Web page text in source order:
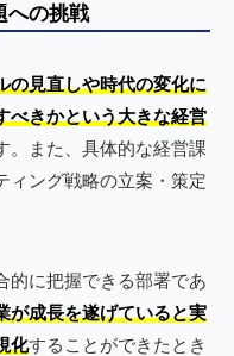
への挑戦
の見直しや時代の変化に
べきかという大きな経営
。また、具体的な経営課
ィング戦略の立案・策定
的に把握できる部署であ
が成長を遂げていると実
化することができたとき